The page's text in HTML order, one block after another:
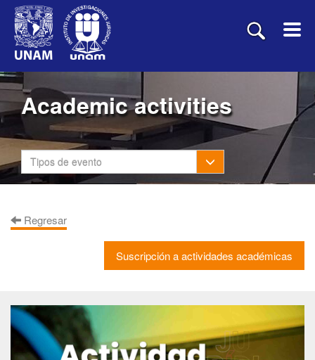
Academic activities
Tipos de evento Toggle Dropdown
Regresar
Suscripción a actividades académicas